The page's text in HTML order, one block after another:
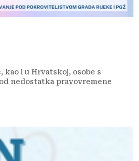
kao i u Hrvatskoj, osobe s
nedostatka pravovremene